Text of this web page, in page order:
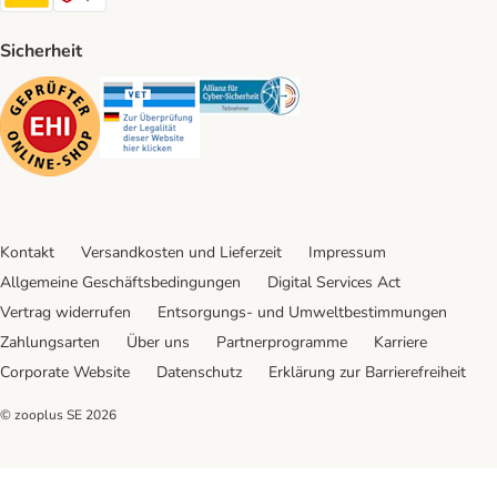
Sicherheit
Security Security Security
Kontakt Versandkosten und Lieferzeit
Impressum
Allgemeine Geschäftsbedingungen
Digital Services Act
Vertrag widerrufen
Entsorgungs- und Umweltbestimmungen
Zahlungsarten
Über uns Partnerprogramme
Karriere
Corporate Website
Datenschutz Erklärung zur Barrierefreiheit
© zooplus SE 2026